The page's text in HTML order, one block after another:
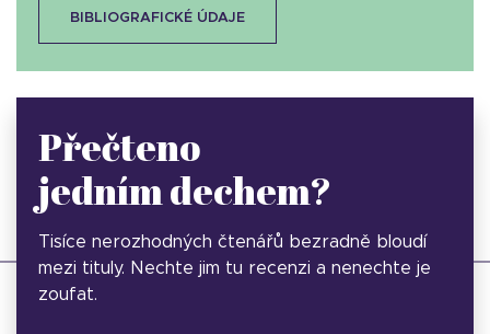
BIBLIOGRAFICKÉ ÚDAJE
Přečteno
jedním dechem?
Tisíce nerozhodných čtenářů bezradně bloudí
mezi tituly. Nechte jim tu recenzi a nenechte je
zoufat.